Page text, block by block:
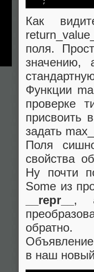
Как
поля.
значению,
Функции
проверке
присвоить
задать
Поля
свойства
Ну почти
Some из
__repr__ ,
обратно.
в наш